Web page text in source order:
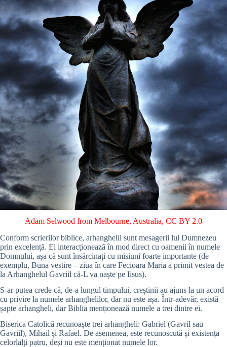
Adam Selwood from Melbourne, Australia, CC BY 2.0
Conform scrierilor biblice, arhanghelii sunt mesagerii lui Dumnezeu
prin excelență. Ei interacționează în mod direct cu oamenii în numele
Domnului, așa că sunt însărcinați cu misiuni foarte importante (de
exemplu, Buna vestire – ziua în care Fecioara Maria a primit vestea de
la Arhanghelul Gavriil că-L va naște pe Iisus).
S-ar putea crede că, de-a lungul timpului, creștinii au ajuns la un acord
cu privire la numele arhanghelilor, dar nu este așa. Într-adevăr, există
șapte arhangheli, dar Biblia menționează numele a trei dintre ei.
Biserica Catolică recunoaște trei arhangheli: Gabriel (Gavril sau
Gavriil), Mihail și Rafael. De asemenea, este recunoscută și existența
celorlalți patru, deși nu este menționat numele lor.